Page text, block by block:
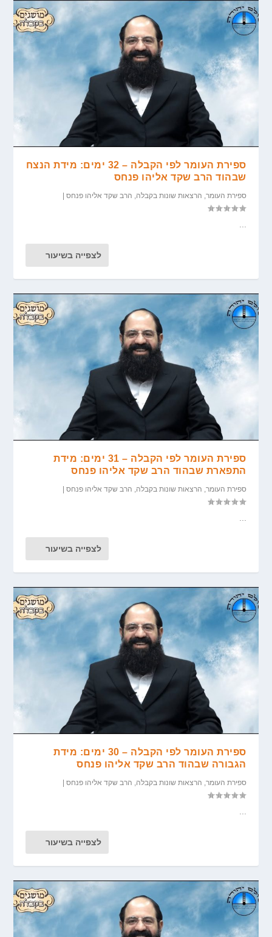
ספירת העומר לפי הקבלה – 32 ימים: מידת הנצח
שבהוד הרב שקד אליהו פנחס
ספירת העומר, הרצאות שונות בקבלה, הרב שקד אליהו פנחס
לצפייה בשיעור
ספירת העומר לפי הקבלה – 31 ימים: מידת
התפארת שבהוד הרב שקד אליהו פנחס
ספירת העומר הרצאות שונות בקבלה הרב שקד אליהו פנחס |
לצפייה בשיעור
ספירת העומר לפי הקבלה – 30 ימים: מידת
הגבורה שבהוד הרב שקד אליהו פנחס
ספירת העומר הרצאות שונות בקבלה הרב שקד אליהו פנחס |
לצפייה בשיעור